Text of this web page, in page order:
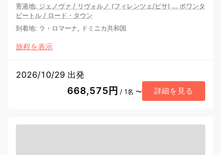
寄港地: ジェノヴァ / リヴォルノ (フィレンツェ/ピサ) … ポワンタ
ピートル / ロード・タウン
到着地: ラ・ロマーナ, ドミニカ共和国
旅程を表示
2026/10/29 出発
668,575円 / 1名 〜 詳細を見る